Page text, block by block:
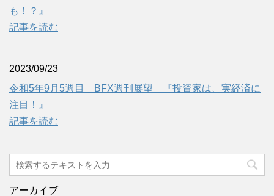
も！？』
記事を読む
2023/09/23
令和5年9月5週目 BFX週刊展望 『投資家は、実経済に
注目！』
記事を読む
アーカイブ